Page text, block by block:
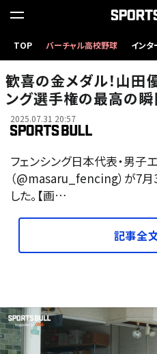
TOP バーチャル高校野球 インタ
歓喜の金メダル！山田
ング選手権の最高の瞬
2025.07.31 20:57
フェンシング日本代表・男子
（@masaru_fencing）が7月
した。【画…
記事全